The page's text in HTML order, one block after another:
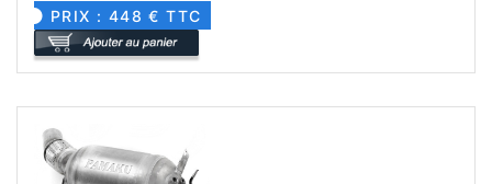
PRIX : 448 € TTC